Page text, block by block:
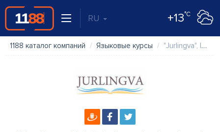
RU +13°C
1188 каталог компаний Языковые курсы "Jurlingva", latviešu valodas kursi Jūrmalā